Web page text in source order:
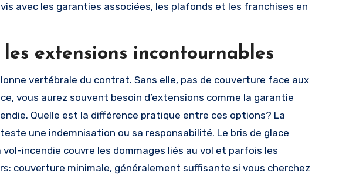
avec les garanties associées, les plafonds et les franchises en
extensions incontournables
vertébrale du contrat. Sans elle, pas de couverture face aux
vous aurez souvent besoin d’extensions comme la garantie
Quelle est la différence pratique entre ces options? La
une indemnisation ou sa responsabilité. Le bris de glace
incendie couvre les dommages liés au vol et parfois les
couverture minimale, généralement suffisante si vous cherchez